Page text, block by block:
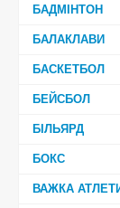
БАДМІНТОН
БАЛАКЛАВИ
БАСКЕТБОЛ
БЕЙСБОЛ
БІЛЬЯРД
БОКС
ВАЖКА